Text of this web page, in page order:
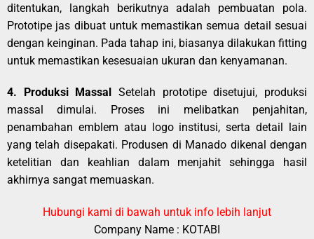
ditentukan, langkah berikutnya adalah pembuatan pola.
Prototipe jas dibuat untuk memastikan semua detail sesuai
dengan keinginan. Pada tahap ini, biasanya dilakukan fitting
untuk memastikan kesesuaian ukuran dan kenyamanan.
4. Produksi Massal Setelah prototipe disetujui, produksi
massal dimulai. Proses ini melibatkan penjahitan,
penambahan emblem atau logo institusi, serta detail lain
yang telah disepakati. Produsen di Manado dikenal dengan
ketelitian dan keahlian dalam menjahit sehingga hasil
akhirnya sangat memuaskan.
Hubungi kami di bawah untuk info lebih lanjut
Company Name : KOTABI